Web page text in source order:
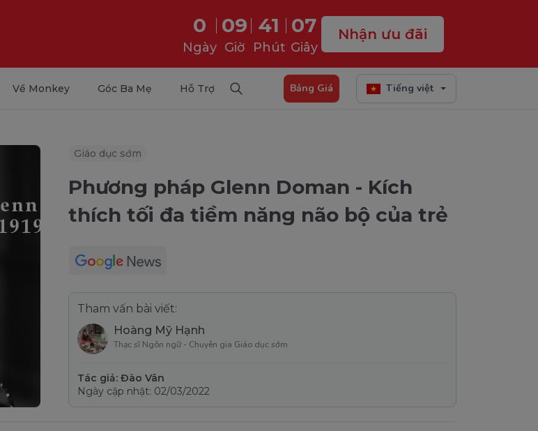
0
Ngày
09
Giờ
41
Phút
05
Giây
Nhận ưu đãi
Về Monkey Góc Ba Mẹ Hỗ Trợ Bảng Giá Tiếng việt
Giáo dục sớm
Phương pháp Glenn Doman - Kích
thích tối đa tiềm năng não bộ của trẻ
Tham vấn bài viết:
Hoàng Mỹ Hạnh
Thạc sĩ Ngôn ngữ - Chuyên gia Giáo dục sớm
Tác giả: Đào Vân
Ngày cập nhật: 02/03/2022